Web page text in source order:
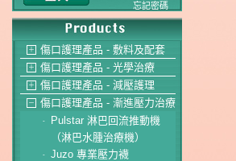
忘記密碼
＋ 傷口護理產品 - 敷料及配套
＋ 傷口護理產品 - 光學治療
＋ 傷口護理產品 - 減壓護理
－ 傷口護理產品 - 漸進壓力治療
-
Pulstar 淋巴回流推動機
（淋巴水腫治療機）
- Juzo 專業壓力襪